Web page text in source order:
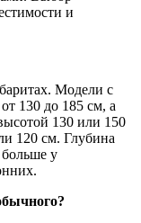
и
Модели с
130 до 185 см, а
130 или 150
120 см. Глубина
больше у